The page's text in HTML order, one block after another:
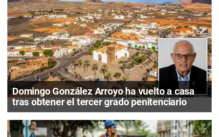
Domingo González Arroyo ha vuelto a casa
tras obtener el tercer grado penitenciario